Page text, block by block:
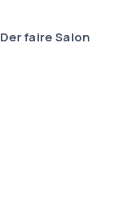
Der faire Salon